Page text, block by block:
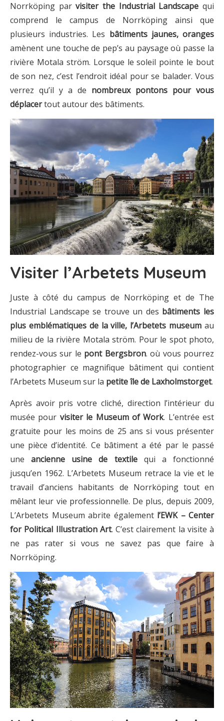
Norrköping parvisiter the Industrial Landscape qui
comprend le campus de Norrköping ainsi que
plusieurs industries. Les bâtiments jaunes, oranges
amènent une touche de pep’s au paysage où passe la
rivière Motala ström. Lorsque le soleil pointe le bout
de son nez, c’est l’endroit idéal pour se balader. Vous
verrez qu’il y a de nombreux pontons pour vous
déplacertout autour des bâtiments.
Visiter l’Arbetets Museum
Juste à côté du campus de Norrköping et de The
Industrial Landscape se trouve un des bâtiments les
plus emblématiques de la ville, l’Arbetets museum au
milieu de la rivière Motala ström. Pour le spot photo,
rendez-vous sur le pont Bergsbron. où vous pourrez
photographier ce magnifique bâtiment qui contient
l’Arbetets Museum sur la petite île de Laxholmstorget.
Après avoir pris votre cliché, direction l’intérieur du
musée pour visiter le Museum of Work. L’entrée est
gratuite pour les moins de 25 ans si vous présenter
une pièce d’identité. Ce bâtiment a été par le passé
uneancienne usine de textilequi a fonctionné
jusqu’en 1962. L’Arbetets Museum retrace la vie et le
travail d’anciens habitants de Norrköping tout en
mêlant leur vie professionnelle. De plus, depuis 2009,
L’Arbetets Museum abrite également l’EWK – Center
for Political Illustration Art. C’est clairement la visite à
ne pas rater si vous ne savez pas que faire à
Norrköping.